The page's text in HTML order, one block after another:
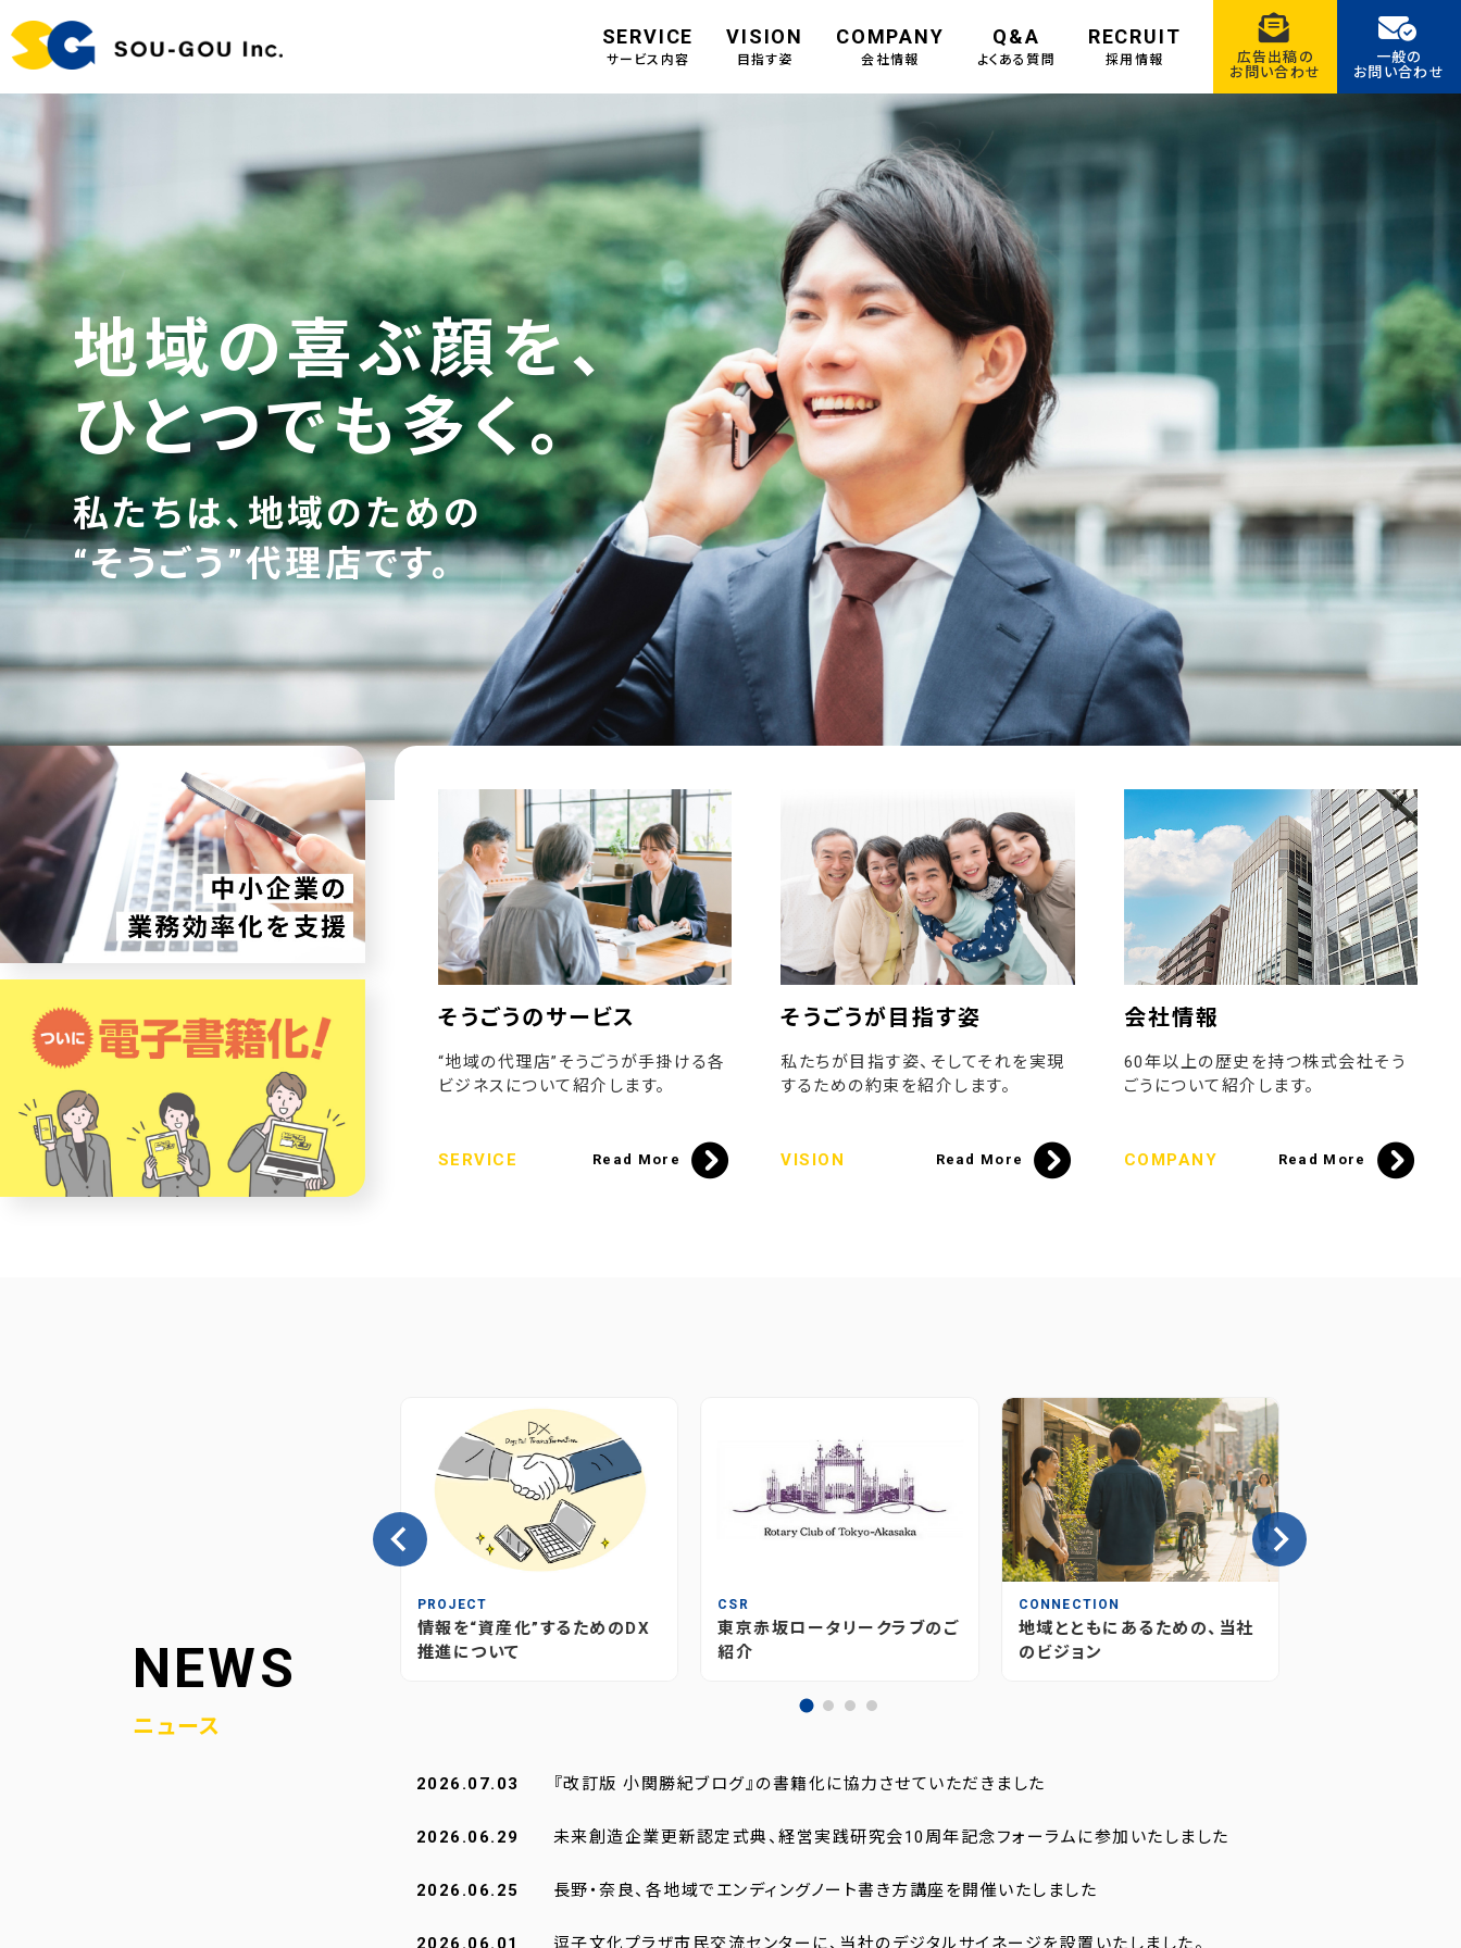
SERVICE
サービス内容
VISION
目指す姿
COMPANY
会社情報
Q&A
よくある質問
RECRUIT
採用情報
広告出稿の
お問い合わせ
一般の
お問い合わせ
地域の喜ぶ顔を、
ひとつでも多く。
私たちは、地域のための
“そうごう”代理店です。
そうごうのサービス
“地域の代理店”そうごうが手掛ける各
ビジネスについて紹介します。
SERVICE Read More
そうごうが目指す姿
私たちが目指す姿、そしてそれを実現
するための約束を紹介します。
VISION Read More
会社情報
60年以上の歴史を持つ株式会社そう
ごうについて紹介します。
COMPANY Read More
NEWS
ニュース
媒体のあり方とこれから
PROJECT
情報を“資産化”するためのDX
推進について
CSR
東京赤坂ロータリークラブのご
紹介
CONNECTION
地域とともにあるための、当社
のビジョン
2026.07.03 『改訂版 小関勝紀ブログ』の書籍化に協力させていただきました
2026.06.29 未来創造企業更新認定式典、経営実践研究会10周年記念フォーラムに参加いたしました
2026.06.25 長野・奈良、各地域でエンディングノート書き方講座を開催いたしました
2026.06.01 逗子文化プラザ市民交流センターに、当社のデジタルサイネージを設置いたしました。